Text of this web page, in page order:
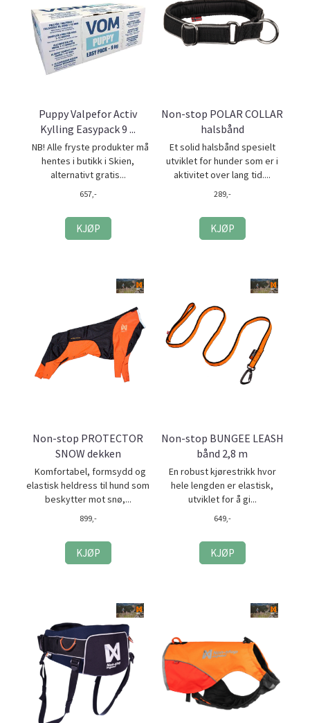
Puppy Valpefor Activ
Kylling Easypack 9 ...
NB! Alle fryste produkter må
hentes i butikk i Skien,
alternativt gratis...
657,-
KJØP
Non-stop POLAR COLLAR
halsbånd
Et solid halsbånd spesielt
utviklet for hunder som er i
aktivitet over lang tid....
289,-
KJØP
Non-stop PROTECTOR
SNOW dekken
Komfortabel, formsydd og
elastisk heldress til hund som
beskytter mot snø,...
899,-
KJØP
Non-stop BUNGEE LEASH
bånd 2,8 m
En robust kjørestrikk hvor
hele lengden er elastisk,
utviklet for å gi...
649,-
KJØP